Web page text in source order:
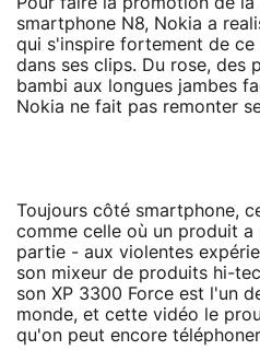
smartphone N8, Nokia a
qui s'inspire fortement de ce
dans ses clips. Du rose, des
bambi aux longues jambes
Nokia ne fait pas remonter
Toujours côté smartphone,
comme celle où un produit a
partie - aux violentes
son mixeur de produits hi-
son XP 3300 Force est l'un
monde, et cette vidéo le
qu'on peut encore